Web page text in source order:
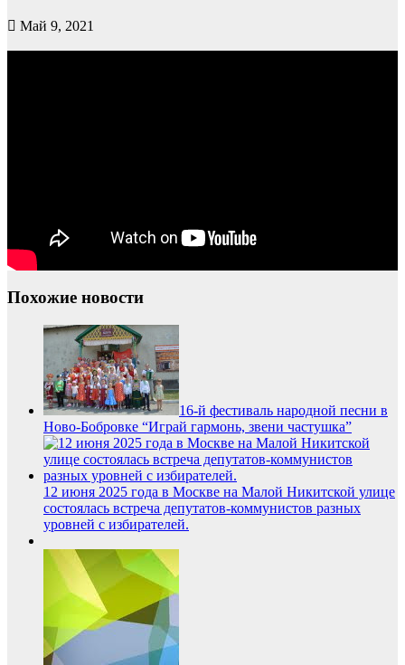
Май 9, 2021
Похожие новости
16-й фестиваль народной песни в
Ново-Бобровке “Играй гармонь, звени частушка”
12 июня 2025 года в Москве на Малой Никитской улице
состоялась встреча депутатов-коммунистов разных
уровней с избирателей.